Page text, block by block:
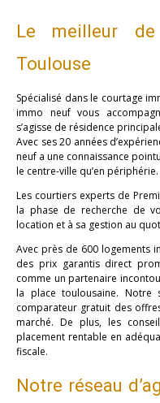
Le meilleur
Toulouse
Spécialisé dans le courtage
immo neuf vous
s’agisse de résidence
Avec ses 20 années
neuf a une connaissance
le centre-ville qu’en périphérie.
Les courtiers experts de
la phase de recherche de
location et à sa gestion au
Avec près de 600 logements
des prix garantis direct
comme un partenaire
la place toulousaine. Notre
comparateur gratuit des
marché. De plus, les
placement rentable en
fiscale.
Notre réseau